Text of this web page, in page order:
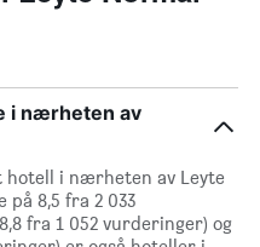
i nærheten av
i nærheten av Leyte
på 8,5 fra 2 033
fra 1 052 vurderinger) og